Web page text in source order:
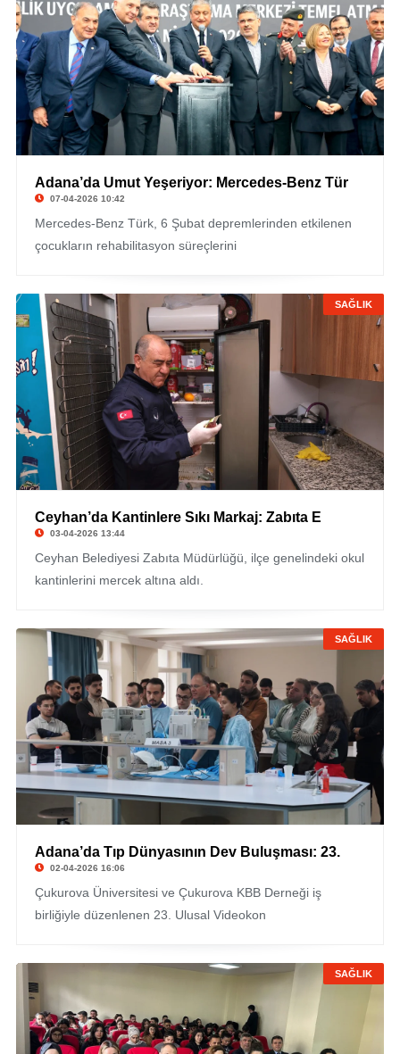
Adana’da Umut Yeşeriyor: Mercedes-Benz Tür
07-04-2026 10:42
Mercedes-Benz Türk, 6 Şubat depremlerinden etkilenen
çocukların rehabilitasyon süreçlerini
SAĞLIK
Ceyhan’da Kantinlere Sıkı Markaj: Zabıta E
03-04-2026 13:44
Ceyhan Belediyesi Zabıta Müdürlüğü, ilçe genelindeki okul
kantinlerini mercek altına aldı.
SAĞLIK
Adana’da Tıp Dünyasının Dev Buluşması: 23.
02-04-2026 16:06
Çukurova Üniversitesi ve Çukurova KBB Derneği iş
birliğiyle düzenlenen 23. Ulusal Videokon
SAĞLIK